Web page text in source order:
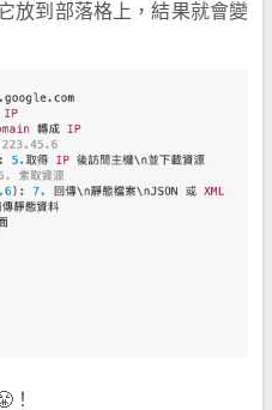
放到部落格上，結果就會變
！